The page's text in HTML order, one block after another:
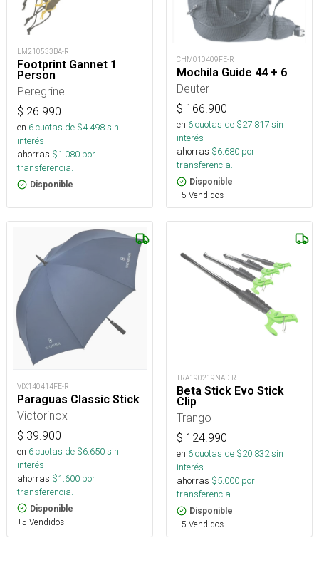
LM210533BA-R
Footprint Gannet 1
Person
Peregrine
$ 26.990
en 6cuotas de $4.498sin
interés
ahorras $1.080 por
transferencia.
Disponible
CHM010409FE-R
Mochila Guide 44 + 6
Deuter
$ 166.900
en 6cuotas de $27.817sin
interés
ahorras $6.680 por
transferencia.
Disponible
+5 Vendidos
VIX140414FE-R
Paraguas Classic Stick
Victorinox
$ 39.900
en 6cuotas de $6.650sin
interés
ahorras $1.600 por
transferencia.
Disponible
+5 Vendidos
TRA190219NAD-R
Beta Stick Evo Stick
Clip
Trango
$ 124.990
en 6cuotas de $20.832sin
interés
ahorras $5.000 por
transferencia.
Disponible
+5 Vendidos